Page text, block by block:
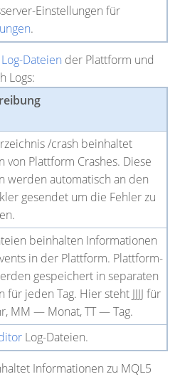
Einstellungen für
.
Log-Dateien der Plattform und
Logs:
/crash beinhaltet
von Plattform Crashes. Diese
werden automatisch an den
gesendet um die Fehler zu
beinhalten Informationen
in der Plattform. Plattform-
gespeichert in separaten
für jeden Tag. Hier steht JJJJ für
MM — Monat, TT — Tag.
Log-Dateien.
Informationen zu MQL5